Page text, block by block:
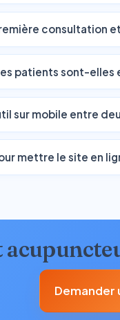
consultation et
patients sont-elles
sur mobile entre
mettre le site en
Demander